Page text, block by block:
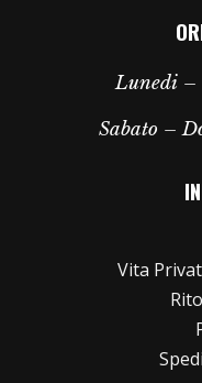
Lunedi –
Sabato –
Vita